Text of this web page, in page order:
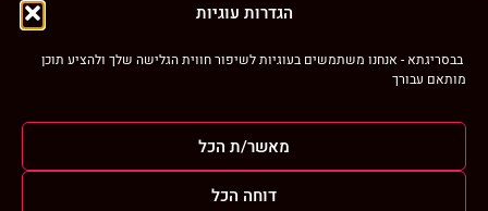
הגדרות עוגיות
בבסריגתא - אנחנו משתמשים בעוגיות לשיפור חווית הגלישה שלך ולהציע תוכן
מותאם עבורך
מאשר/ת הכל
דוחה הכל
ניווט מהיר
בסריגתא ברחבי הרשת